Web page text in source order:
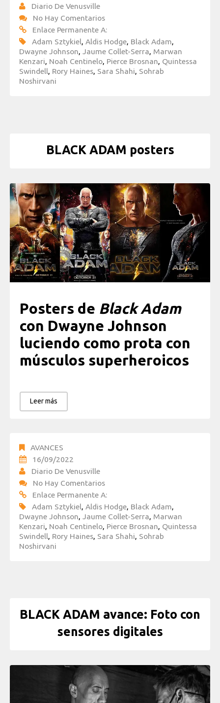
Diario De Venusville
No Hay Comentarios
Enlace Permanente A:
Adam Sztykiel, Aldis Hodge, Black Adam,
Dwayne Johnson, Jaume Collet-Serra, Marwan
Kenzari, Noah Centinelo, Pierce Brosnan, Quintessa
Swindell, Rory Haines, Sara Shahi, Sohrab
Noshirvani
BLACK ADAM posters
Posters de Black Adam
con Dwayne Johnson
luciendo como prota con
músculos superheroicos
Leer más
AVANCES
16/09/2022
Diario De Venusville
No Hay Comentarios
Enlace Permanente A:
Adam Sztykiel Aldis Hodge Black Adam
Dwayne Johnson
Jaume Collet-Serra Marwan
Kenzari Noah Centinelo Pierce Brosnan Quintessa
Swindell Rory Haines Sara Shahi Sohrab
Noshirvani
BLACK ADAM avance: Foto con
sensores digitales